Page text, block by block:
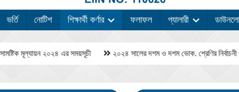
ভর্তি নোটিশ শিক্ষার্থী কর্ণার ফলাফল গ্যালারী
মূল্যায়ন ২০২৪ এর সময়সূচী ২০২৪ সালের দশম ও দশম ভোক. শ্রেণির নির্বাচনী